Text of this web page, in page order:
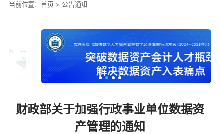
当前位置： 首页> 公告通知
财政部关于加强行政事业单位数据资
产管理的通知